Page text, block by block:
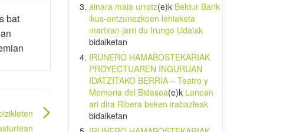
bat
ainara maia urrotz(e)k Beldur Barik
ikus-entzunezkoen lehiaketa
martxan jarri du Irungo Udalak
bidalketan
IRUNERO HAMABOSTEKARIAK
PROYECTUAREN INGURUAN
IDATZITAKO BERRIA – Teatro y
Memoria del Bidasoa(e)k Lanean
ari dira Ribera beken irabazleak
bidalketan